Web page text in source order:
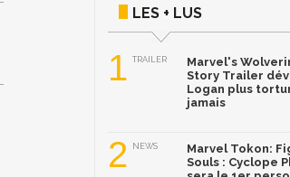
LES + LUS
1 TRAILER
Marvel's
Story Trailer
Logan plus
jamais
2 NEWS
Marvel Tokon:
Souls : Cyclope